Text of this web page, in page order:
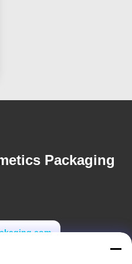
Packaging